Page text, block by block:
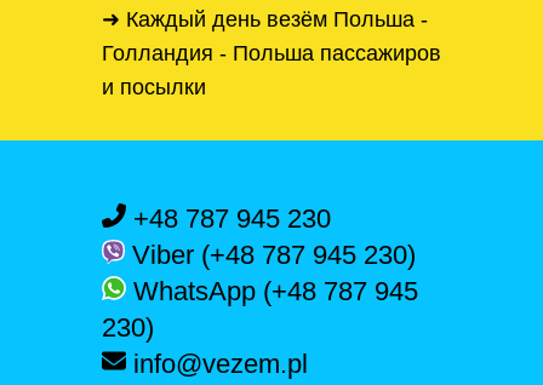
➜ Каждый день везём Польша -
Голландия - Польша пассажиров
и посылки
+48 787 945 230
Viber (+48 787 945 230)
WhatsApp (+48 787 945
230)
info@vezem.pl